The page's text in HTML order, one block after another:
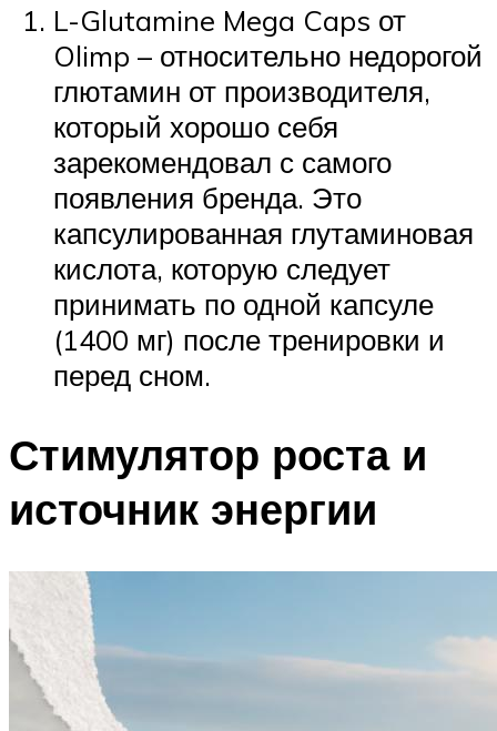
L-Glutamine Mega Caps от
Olimp – относительно недорогой
глютамин от производителя,
который хорошо себя
зарекомендовал с самого
появления бренда. Это
капсулированная глутаминовая
кислота, которую следует
принимать по одной капсуле
(1400 мг) после тренировки и
перед сном.
Стимулятор роста и
источник энергии